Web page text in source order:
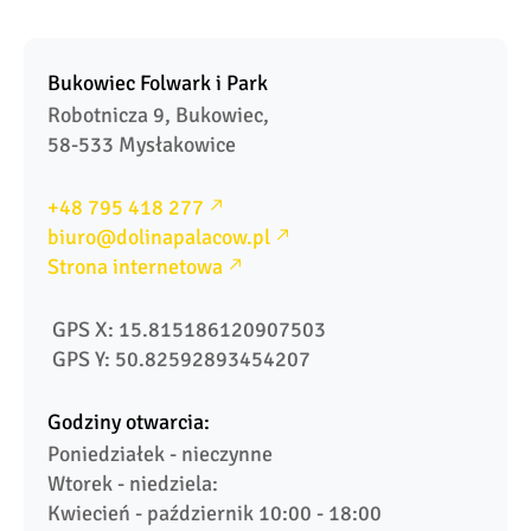
Bukowiec Folwark i Park
Robotnicza 9, Bukowiec,
58-533 Mysłakowice
+48 795 418 277
biuro@dolinapalacow.pl
Strona internetowa
GPS X: 15.815186120907503
GPS Y: 50.82592893454207
Godziny otwarcia:
Poniedziałek - nieczynne
Wtorek - niedziela:
Kwiecień - październik 10:00 - 18:00